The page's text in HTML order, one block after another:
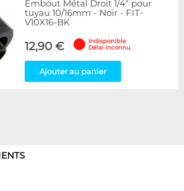
Embout Métal Droit 1/4" pour
tuyau 10/16mm - Noir - FIT-
V10X16-BK
12,90 €
Indisponible
Délai inconnu
Ajouter au panier